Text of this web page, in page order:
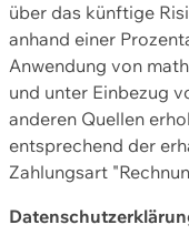
über das künftige
anhand einer
Anwendung von
und unter Einbezug
anderen Quellen
entsprechend der
Zahlungsart